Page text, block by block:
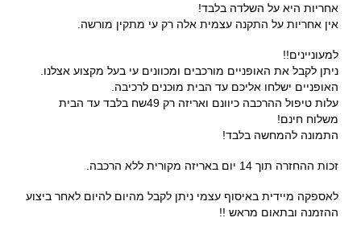
אחריות היא על השלדה בלבד!
אין אחריות על התקנה עצמית אלה רק עי מתקין מורשה.
למעוניינים!!
ניתן לקבל את האופניים מורכבים ומכוונים עי בעל מקצוע אצלנו.
האופניים ישלחו אליכם עד הבית מוכנים לרכיבה.
עלות טיפול ההרכבה כיוונם ואריזה רק 49שח בלבד עד הבית
משלוח חינם!
התמונה להמחשה בלבד!
זכות ההחזרה תוך 14 יום באריזה מקורית ללא הרכבה.
לאספקה מיידית באיסוף עצמי ניתן לקבל מהיום להיום לאחר ביצוע
ההזמנה ובתאום מראש !!